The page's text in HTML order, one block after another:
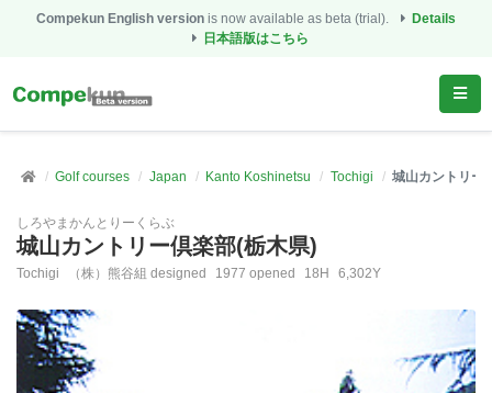
Compekun English version is now available as beta (trial).
Details
日本語版はこちら
Golf courses Japan Kanto Koshinetsu Tochigi 城山カントリー
しろやまかんとりーくらぶ
城山カントリー倶楽部(栃木県)
Tochigi （株）熊谷組 designed 1977 opened 18H 6,302Y